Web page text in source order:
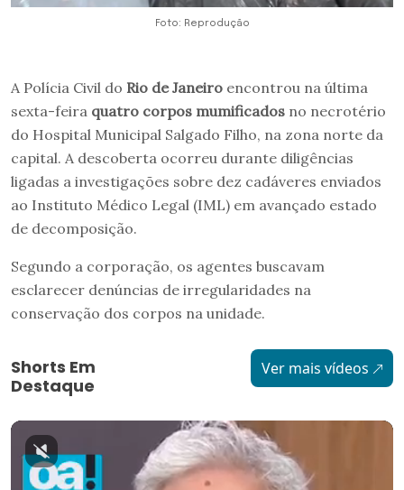
Foto: Reprodução
A Polícia Civil do Rio de Janeiro encontrou na última
sexta-feira quatro corpos mumificados no necrotério
do Hospital Municipal Salgado Filho, na zona norte da
capital. A descoberta ocorreu durante diligências
ligadas a investigações sobre dez cadáveres enviados
ao Instituto Médico Legal (IML) em avançado estado
de decomposição.
Segundo a corporação, os agentes buscavam
esclarecer denúncias de irregularidades na
conservação dos corpos na unidade.
Shorts Em
Destaque
Ver mais vídeos